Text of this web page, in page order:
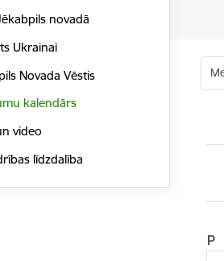
novadā
Ukrainai
Novada Vēstis
kalendārs
video
līdzdalība
P